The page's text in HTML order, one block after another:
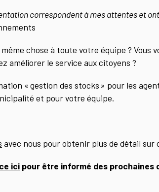
correspondent à mes attentes et
chose à toute votre équipe ? Vous
améliorer le service aux citoyens ?
« gestion des stocks » pour les
et pour votre équipe.
avec nous pour obtenir plus de détail
ici pour être informé des prochaines